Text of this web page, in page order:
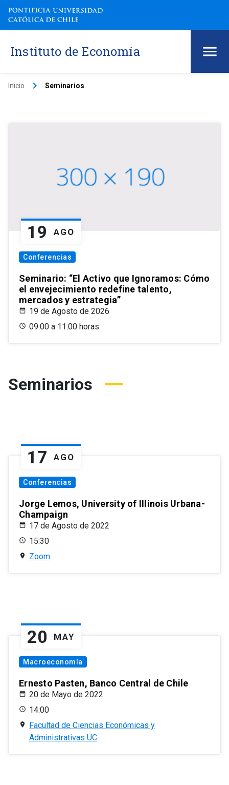
Instituto de Economía
Inicio keyboard_arrow_right Seminarios
19 AGO
Conferencias
Seminario: “El Activo que Ignoramos: Cómo
el envejecimiento redefine talento,
mercados y estrategia”
19 de Agosto de 2026
09:00 a 11:00 horas
Seminarios
17 AGO
Conferencias
Jorge Lemos, University of Illinois Urbana-
Champaign
17 de Agosto de 2022
15:30
Zoom
20 MAY
Macroeconomía
Ernesto Pasten, Banco Central de Chile
20 de Mayo de 2022
14:00
Facultad de Ciencias Económicas y
Administrativas UC